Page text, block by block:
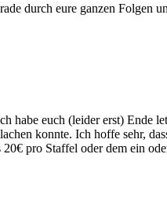
durch eure ganzen
euch (leider erst) Ende
konnte. Ich hoffe sehr,
pro Staffel oder dem ein